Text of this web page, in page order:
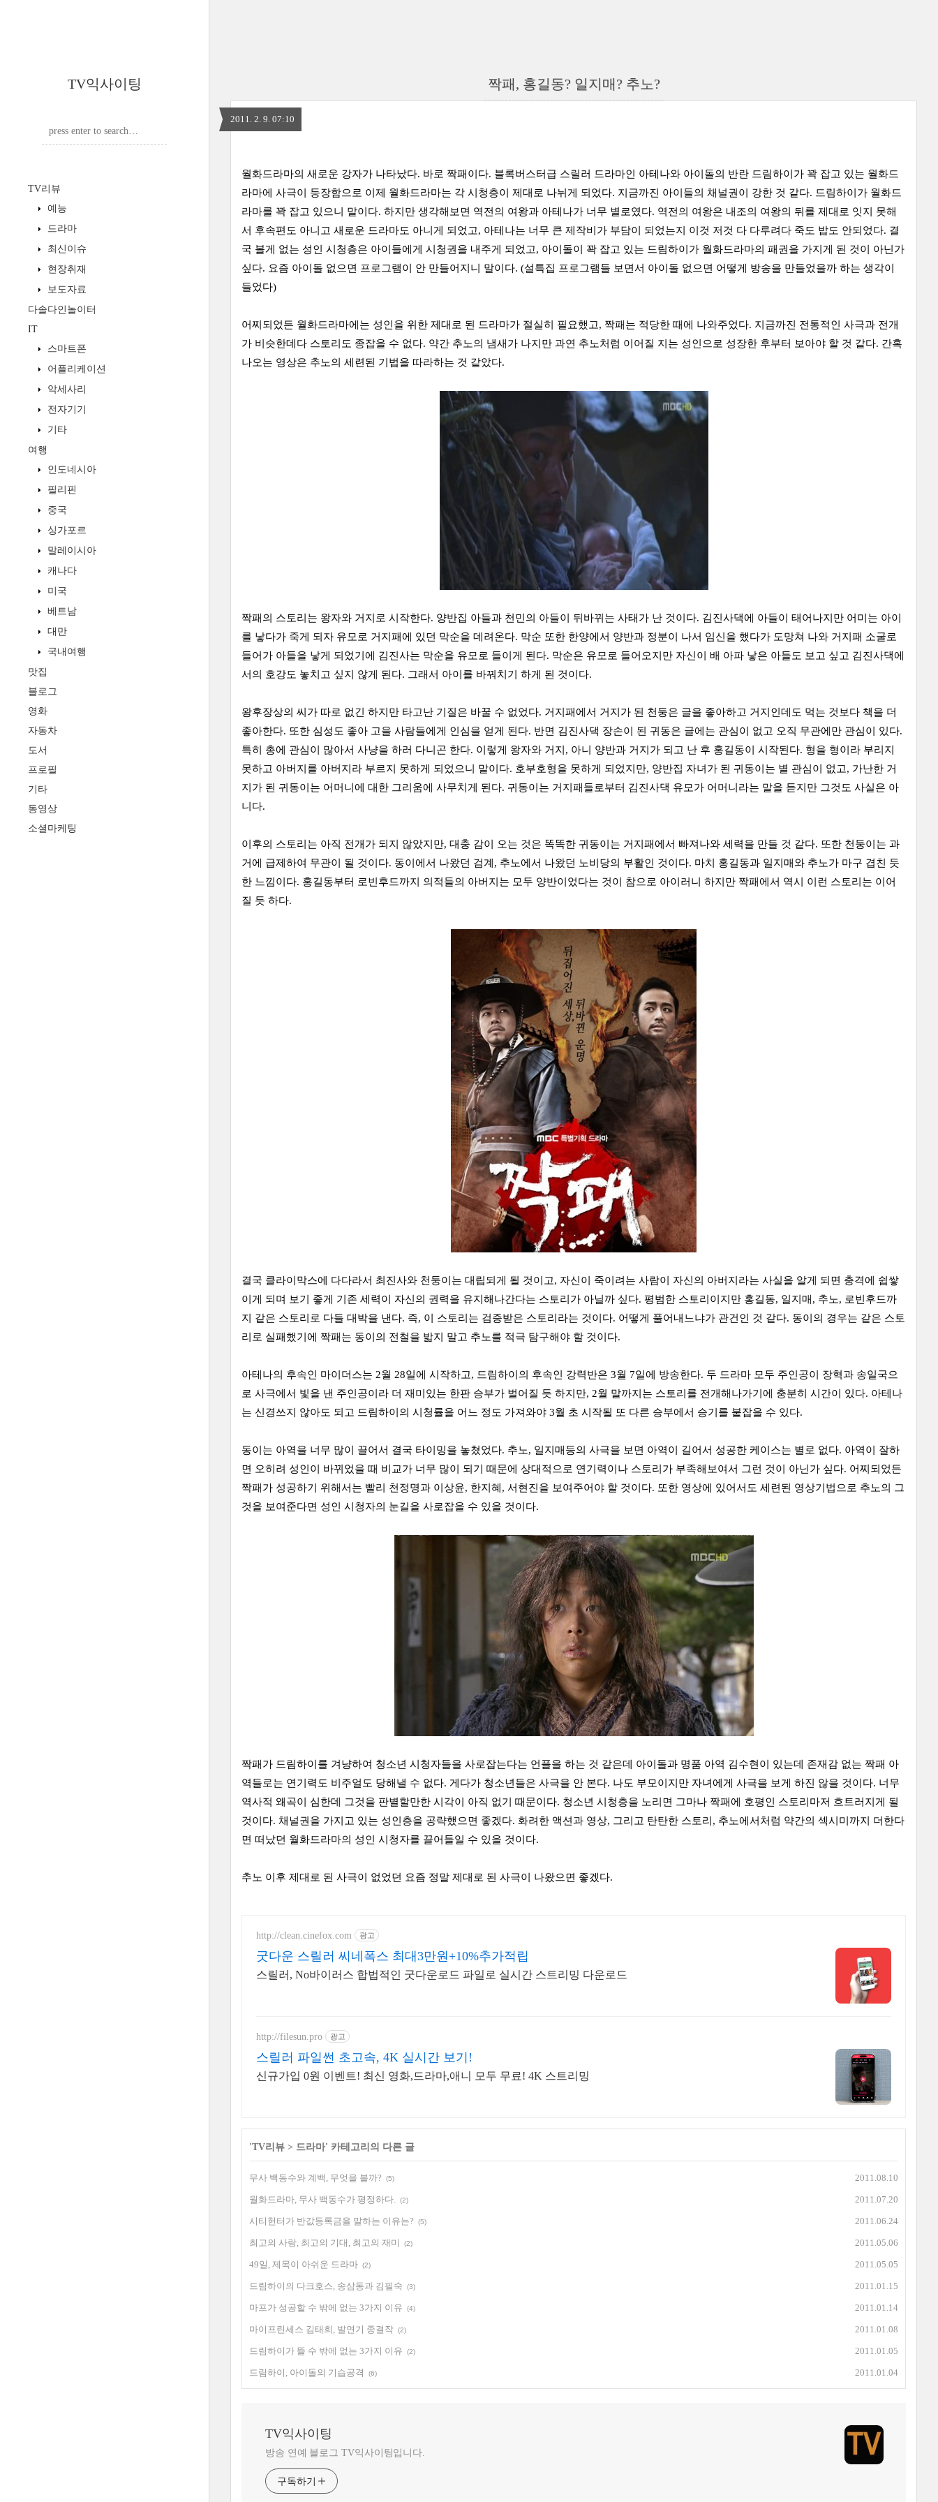
TV익사이팅
TV리뷰
예능
드라마
최신이슈
현장취재
보도자료
다솔다인놀이터
IT
스마트폰
어플리케이션
악세사리
전자기기
기타
여행
인도네시아
필리핀
중국
싱가포르
말레이시아
캐나다
미국
베트남
대만
국내여행
맛집
블로그
영화
자동차
도서
프로필
기타
동영상
소셜마케팅
짝패, 홍길동? 일지매? 추노?
2011. 2. 9. 07:10
월화드라마의 새로운 강자가 나타났다. 바로 짝패이다. 블록버스터급 스릴러 드라마인 아테나와 아이돌의 반란 드림하이가 꽉 잡고 있는 월화드
라마에 사극이 등장함으로 이제 월화드라마는 각 시청층이 제대로 나뉘게 되었다. 지금까진 아이들의 채널권이 강한 것 같다. 드림하이가 월화드
라마를 꽉 잡고 있으니 말이다. 하지만 생각해보면 역전의 여왕과 아테나가 너무 별로였다. 역전의 여왕은 내조의 여왕의 뒤를 제대로 잇지 못해
서 후속편도 아니고 새로운 드라마도 아니게 되었고, 아테나는 너무 큰 제작비가 부담이 되었는지 이것 저것 다 다루려다 죽도 밥도 안되었다. 결
국 볼게 없는 성인 시청층은 아이들에게 시청권을 내주게 되었고, 아이돌이 꽉 잡고 있는 드림하이가 월화드라마의 패권을 가지게 된 것이 아닌가
싶다. 요즘 아이돌 없으면 프로그램이 안 만들어지니 말이다. (설특집 프로그램들 보면서 아이돌 없으면 어떻게 방송을 만들었을까 하는 생각이
들었다)
어찌되었든 월화드라마에는 성인을 위한 제대로 된 드라마가 절실히 필요했고, 짝패는 적당한 때에 나와주었다. 지금까진 전통적인 사극과 전개
가 비슷한데다 스토리도 종잡을 수 없다. 약간 추노의 냄새가 나지만 과연 추노처럼 이어질 지는 성인으로 성장한 후부터 보아야 할 것 같다. 간혹
나오는 영상은 추노의 세련된 기법을 따라하는 것 같았다.
짝패의 스토리는 왕자와 거지로 시작한다. 양반집 아들과 천민의 아들이 뒤바뀌는 사태가 난 것이다. 김진사댁에 아들이 태어나지만 어미는 아이
를 낳다가 죽게 되자 유모로 거지패에 있던 막순을 데려온다. 막순 또한 한양에서 양반과 정분이 나서 임신을 했다가 도망쳐 나와 거지패 소굴로
들어가 아들을 낳게 되었기에 김진사는 막순을 유모로 들이게 된다. 막순은 유모로 들어오지만 자신이 배 아파 낳은 아들도 보고 싶고 김진사댁에
서의 호강도 놓치고 싶지 않게 된다. 그래서 아이를 바꿔치기 하게 된 것이다.
왕후장상의 씨가 따로 없긴 하지만 타고난 기질은 바꿀 수 없었다. 거지패에서 거지가 된 천둥은 글을 좋아하고 거지인데도 먹는 것보다 책을 더
좋아한다. 또한 심성도 좋아 고을 사람들에게 인심을 얻게 된다. 반면 김진사댁 장손이 된 귀동은 글에는 관심이 없고 오직 무관에만 관심이 있다.
특히 총에 관심이 많아서 사냥을 하러 다니곤 한다. 이렇게 왕자와 거지, 아니 양반과 거지가 되고 난 후 홍길동이 시작된다. 형을 형이라 부리지
못하고 아버지를 아버지라 부르지 못하게 되었으니 말이다. 호부호형을 못하게 되었지만, 양반집 자녀가 된 귀동이는 별 관심이 없고, 가난한 거
지가 된 귀동이는 어머니에 대한 그리움에 사무치게 된다. 귀동이는 거지패들로부터 김진사댁 유모가 어머니라는 말을 듣지만 그것도 사실은 아
니다.
이후의 스토리는 아직 전개가 되지 않았지만, 대충 감이 오는 것은 똑똑한 귀동이는 거지패에서 빠져나와 세력을 만들 것 같다. 또한 천둥이는 과
거에 급제하여 무관이 될 것이다. 동이에서 나왔던 검계, 추노에서 나왔던 노비당의 부활인 것이다. 마치 홍길동과 일지매와 추노가 마구 겹친 듯
한 느낌이다. 홍길동부터 로빈후드까지 의적들의 아버지는 모두 양반이었다는 것이 참으로 아이러니 하지만 짝패에서 역시 이런 스토리는 이어
질 듯 하다.
결국 클라이막스에 다다라서 최진사와 천둥이는 대립되게 될 것이고, 자신이 죽이려는 사람이 자신의 아버지라는 사실을 알게 되면 충격에 쉽쌓
이게 되며 보기 좋게 기존 세력이 자신의 권력을 유지해나간다는 스토리가 아닐까 싶다. 평범한 스토리이지만 홍길동, 일지매, 추노, 로빈후드까
지 같은 스토리로 다들 대박을 낸다. 즉, 이 스토리는 검증받은 스토리라는 것이다. 어떻게 풀어내느냐가 관건인 것 같다. 동이의 경우는 같은 스토
리로 실패했기에 짝패는 동이의 전철을 밟지 말고 추노를 적극 탐구해야 할 것이다.
아테나의 후속인 마이더스는 2월 28일에 시작하고, 드림하이의 후속인 강력반은 3월 7일에 방송한다. 두 드라마 모두 주인공이 장혁과 송일국으
로 사극에서 빛을 낸 주인공이라 더 재미있는 한판 승부가 벌어질 듯 하지만, 2월 말까지는 스토리를 전개해나가기에 충분히 시간이 있다. 아테나
는 신경쓰지 않아도 되고 드림하이의 시청률을 어느 정도 가져와야 3월 초 시작될 또 다른 승부에서 승기를 붙잡을 수 있다.
동이는 아역을 너무 많이 끌어서 결국 타이밍을 놓쳤었다. 추노, 일지매등의 사극을 보면 아역이 길어서 성공한 케이스는 별로 없다. 아역이 잘하
면 오히려 성인이 바뀌었을 때 비교가 너무 많이 되기 때문에 상대적으로 연기력이나 스토리가 부족해보여서 그런 것이 아닌가 싶다. 어찌되었든
짝패가 성공하기 위해서는 빨리 천정명과 이상윤, 한지혜, 서현진을 보여주어야 할 것이다. 또한 영상에 있어서도 세련된 영상기법으로 추노의 그
것을 보여준다면 성인 시청자의 눈길을 사로잡을 수 있을 것이다.
짝패가 드림하이를 겨냥하여 청소년 시청자들을 사로잡는다는 언플을 하는 것 같은데 아이돌과 명품 아역 김수현이 있는데 존재감 없는 짝패 아
역들로는 연기력도 비주얼도 당해낼 수 없다. 게다가 청소년들은 사극을 안 본다. 나도 부모이지만 자녀에게 사극을 보게 하진 않을 것이다. 너무
역사적 왜곡이 심한데 그것을 판별할만한 시각이 아직 없기 때문이다. 청소년 시청층을 노리면 그마나 짝패에 호평인 스토리마저 흐트러지게 될
것이다. 채널권을 가지고 있는 성인층을 공략했으면 좋겠다. 화려한 액션과 영상, 그리고 탄탄한 스토리, 추노에서처럼 약간의 섹시미까지 더한다
면 떠났던 월화드라마의 성인 시청자를 끌어들일 수 있을 것이다.
추노 이후 제대로 된 사극이 없었던 요즘 정말 제대로 된 사극이 나왔으면 좋겠다.
http://clean.cinefox.com 광고
굿다운 스릴러 씨네폭스 최대3만원+10%추가적립
스릴러, No바이러스 합법적인 굿다운로드 파일로 실시간 스트리밍 다운로드
http://filesun.pro 광고
스릴러 파일썬 초고속, 4K 실시간 보기!
신규가입 0원 이벤트! 최신 영화,드라마,애니 모두 무료! 4K 스트리밍
'TV리뷰 > 드라마' 카테고리의 다른 글
무사 백동수와 계백, 무엇을 볼까? (5) 2011.08.10
월화드라마, 무사 백동수가 평정하다. (2) 2011.07.20
시티헌터가 반값등록금을 말하는 이유는? (5) 2011.06.24
최고의 사랑, 최고의 기대, 최고의 재미 (2) 2011.05.06
49일, 제목이 아쉬운 드라마 (2) 2011.05.05
드림하이의 다크호스, 송삼동과 김필숙 (3) 2011.01.15
마프가 성공할 수 밖에 없는 3가지 이유 (4) 2011.01.14
마이프린세스 김태희, 발연기 종결작 (2) 2011.01.08
드림하이가 뜰 수 밖에 없는 3가지 이유 (2) 2011.01.05
드림하이, 아이돌의 기습공격 (6) 2011.01.04
TV익사이팅
방송 연예 블로그 TV익사이팅입니다.
구독하기